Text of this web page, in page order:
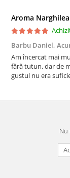
Barbu Daniel,
Am încercat mai
fără tutun, dar de
gustul nu era
pe toată durata
dacă nu conține
Nu